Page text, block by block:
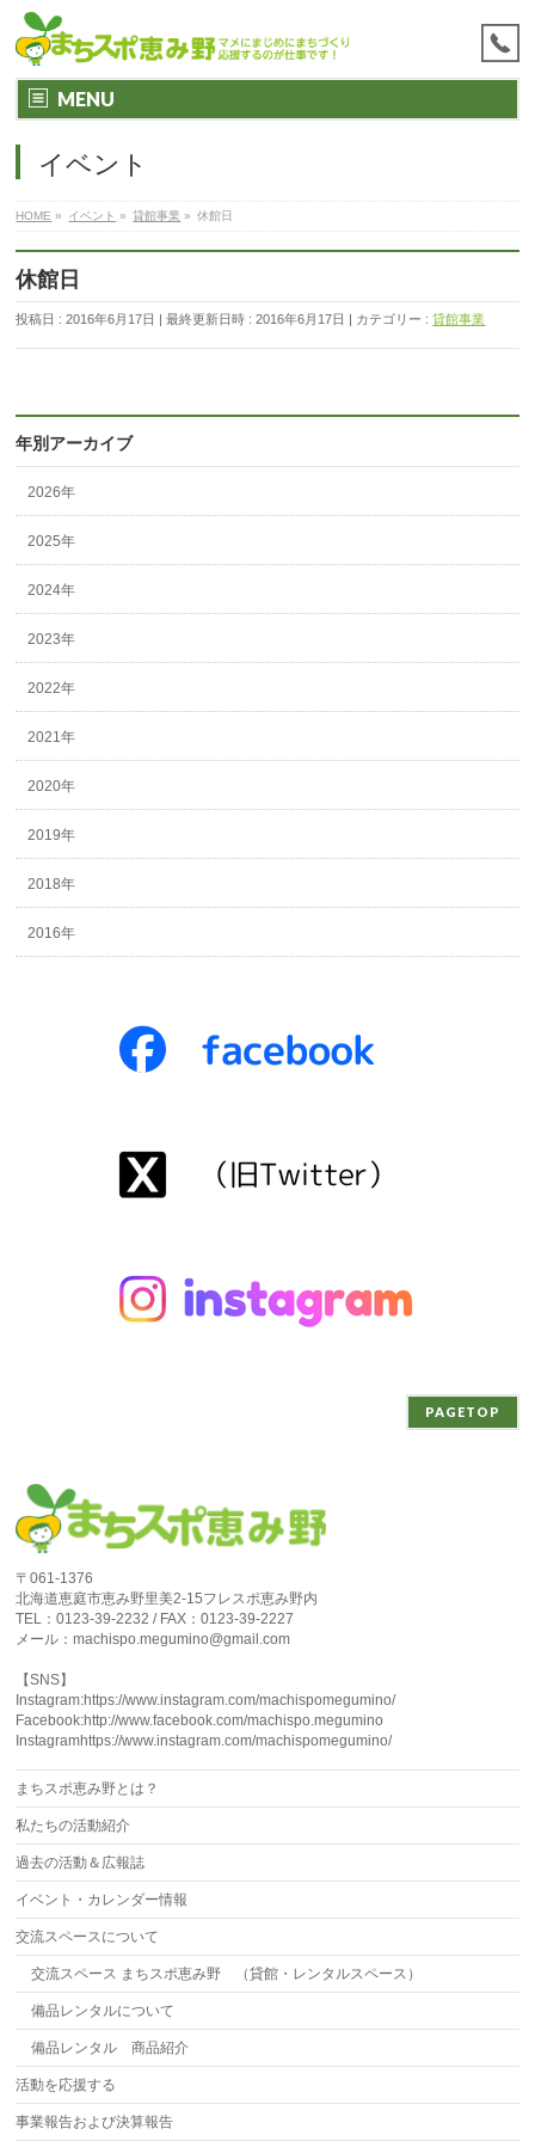
MENU
イベント
HOME » イベント » 貸館事業 » 休館日
休館日
投稿日 : 2016年6月17日 最終更新日時 : 2016年6月17日 カテゴリー :貸館事業
年別アーカイブ
2026年
2025年
2024年
2023年
2022年
2021年
2020年
2019年
2018年
2016年
PAGETOP
〒061-1376
北海道恵庭市恵み野里美2-15フレスポ恵み野内
TEL：0123-39-2232 / FAX：0123-39-2227
メール：machispo.megumino@gmail.com
【SNS】
Instagram:https://www.instagram.com/machispomegumino/
Facebook:http://www.facebook.com/machispo.megumino
Instagramhttps://www.instagram.com/machispomegumino/
まちスポ恵み野とは？
私たちの活動紹介
過去の活動＆広報誌
イベント・カレンダー情報
交流スペースについて
交流スペース まちスポ恵み野 （貸館・レンタルスペース）
備品レンタルについて
備品レンタル 商品紹介
活動を応援する
事業報告および決算報告